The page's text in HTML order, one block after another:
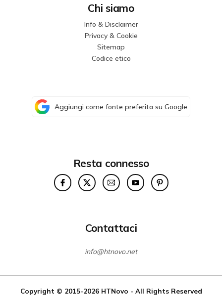
Chi siamo
Info & Disclaimer
Privacy & Cookie
Sitemap
Codice etico
Aggiungi come fonte preferita su Google
Resta connesso
Contattaci
info@htnovo.net
Copyright © 2015-2026 HTNovo - All Rights Reserved